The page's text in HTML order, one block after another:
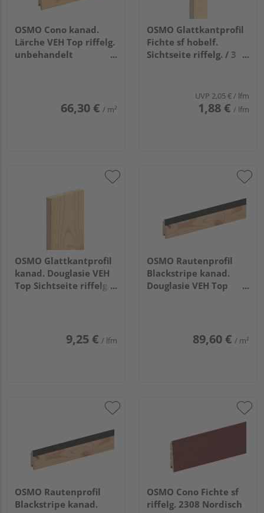
OSMO Cono kanad.
Lärche VEH Top riffelg.
unbehandelt
66,30 € / m²
OSMO Glattkantprofil
Fichte sf hobelf.
Sichtseite riffelg. / 3
21x68mm, 4,8m
UVP 2,05 €/ lfm
1,88 € / lfm
OSMO Glattkantprofil
kanad. Douglasie VEH
Top Sichtseite riffelg. /
9,25 € / lfm
OSMO Rautenprofil
Blackstripe kanad.
Douglasie VEH Top
89,60 € / m²
OSMO Rautenprofil
Blackstripe kanad.
OSMO Cono Fichte sf
riffelg. 2308 Nordisch